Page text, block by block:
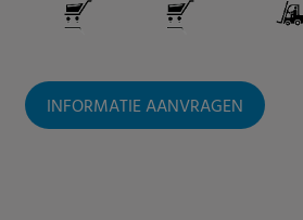
INFORMATIE AANVRAGEN